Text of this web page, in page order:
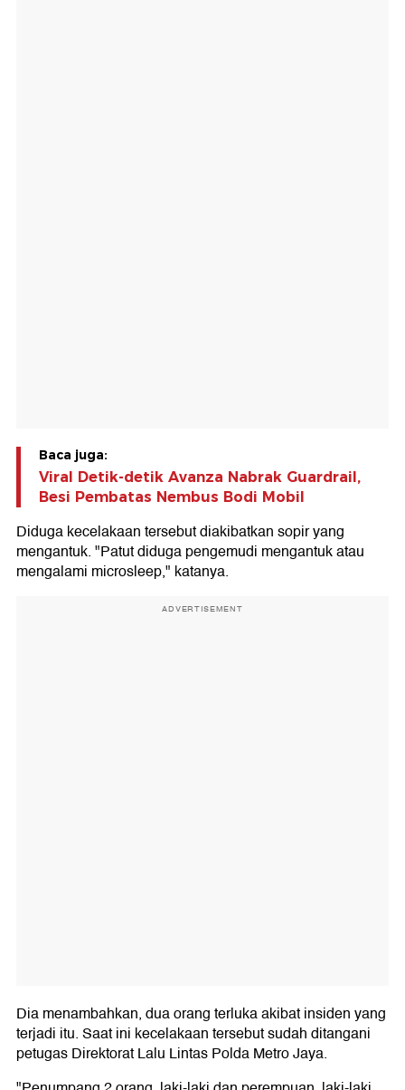
Baca juga:
Viral Detik-detik Avanza Nabrak Guardrail,
Besi Pembatas Nembus Bodi Mobil
Diduga kecelakaan tersebut diakibatkan sopir yang
mengantuk. "Patut diduga pengemudi mengantuk atau
mengalami microsleep," katanya.
ADVERTISEMENT
Dia menambahkan, dua orang terluka akibat insiden yang
terjadi itu. Saat ini kecelakaan tersebut sudah ditangani
petugas Direktorat Lalu Lintas Polda Metro Jaya.